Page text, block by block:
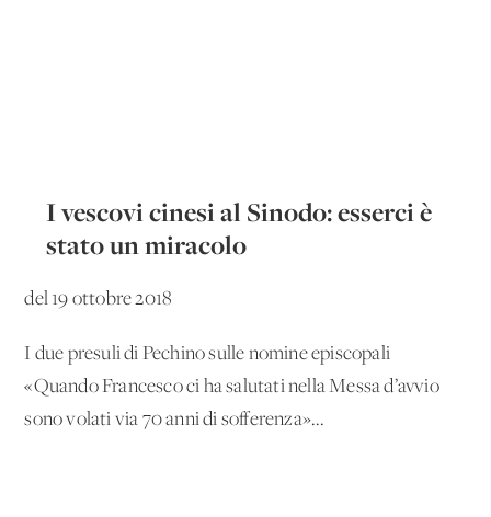
I vescovi cinesi al Sinodo: esserci è
stato un miracolo
del 19 ottobre 2018
I due presuli di Pechino sulle nomine episcopali
«Quando Francesco ci ha salutati nella Messa d’avvio
sono volati via 70 anni di sofferenza»...